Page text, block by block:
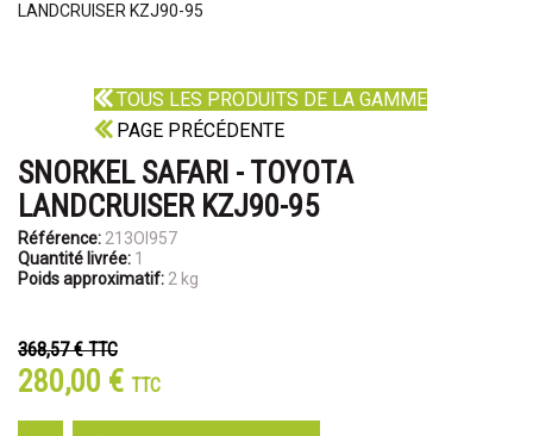
LANDCRUISER KZJ90-95
TOUS LES PRODUITS DE LA GAMME
PAGE PRÉCÉDENTE
SNORKEL SAFARI - TOYOTA
LANDCRUISER KZJ90-95
Référence: 213OI957
Quantité livrée: 1
Poids approximatif: 2 kg
368,57 €TTC
280,00 € TTC